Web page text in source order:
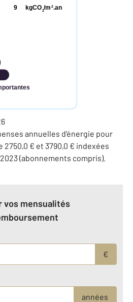
kgCO2/m 2.an
9
annuelles d'énergie pour
€ et 3790,0 € indexées
(abonnements compris).
vos mensualités
€
années